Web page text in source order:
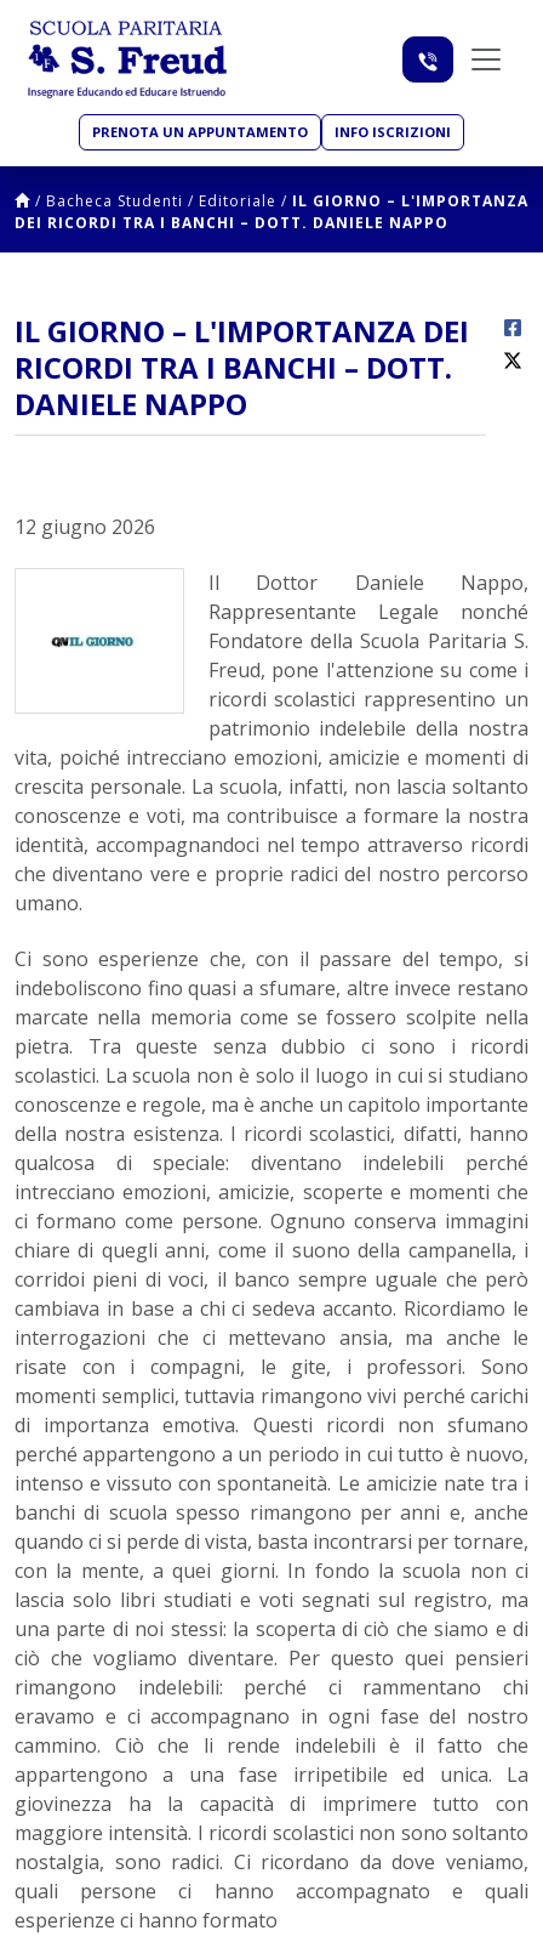
PRENOTA UN APPUNTAMENTO INFO ISCRIZIONI
/ Bacheca Studenti / Editoriale / IL GIORNO – L'IMPORTANZA
DEI RICORDI TRA I BANCHI – DOTT. DANIELE NAPPO
IL GIORNO – L'IMPORTANZA DEI
RICORDI TRA I BANCHI – DOTT.
DANIELE NAPPO
12 giugno 2026
Il Dottor Daniele Nappo,
Rappresentante Legale nonché
Fondatore della Scuola Paritaria S.
Freud, pone l'attenzione su come i
ricordi scolastici rappresentino un
patrimonio indelebile della nostra
vita, poiché intrecciano emozioni, amicizie e momenti di
crescita personale. La scuola, infatti, non lascia soltanto
conoscenze e voti, ma contribuisce a formare la nostra
identità, accompagnandoci nel tempo attraverso ricordi
che diventano vere e proprie radici del nostro percorso
umano.
Ci sono esperienze che, con il passare del tempo, si
indeboliscono fino quasi a sfumare, altre invece restano
marcate nella memoria come se fossero scolpite nella
pietra. Tra queste senza dubbio ci sono i ricordi
scolastici. La scuola non è solo il luogo in cui si studiano
conoscenze e regole, ma è anche un capitolo importante
della nostra esistenza. I ricordi scolastici, difatti, hanno
qualcosa di speciale: diventano indelebili perché
intrecciano emozioni, amicizie, scoperte e momenti che
ci formano come persone. Ognuno conserva immagini
chiare di quegli anni, come il suono della campanella, i
corridoi pieni di voci, il banco sempre uguale che però
cambiava in base a chi ci sedeva accanto. Ricordiamo le
interrogazioni che ci mettevano ansia, ma anche le
risate con i compagni, le gite, i professori. Sono
momenti semplici, tuttavia rimangono vivi perché carichi
di importanza emotiva. Questi ricordi non sfumano
perché appartengono a un periodo in cui tutto è nuovo,
intenso e vissuto con spontaneità. Le amicizie nate tra i
banchi di scuola spesso rimangono per anni e, anche
quando ci si perde di vista, basta incontrarsi per tornare,
con la mente, a quei giorni. In fondo la scuola non ci
lascia solo libri studiati e voti segnati sul registro, ma
una parte di noi stessi: la scoperta di ciò che siamo e di
ciò che vogliamo diventare. Per questo quei pensieri
rimangono indelebili: perché ci rammentano chi
eravamo e ci accompagnano in ogni fase del nostro
cammino. Ciò che li rende indelebili è il fatto che
appartengono a una fase irripetibile ed unica. La
giovinezza ha la capacità di imprimere tutto con
maggiore intensità. I ricordi scolastici non sono soltanto
nostalgia, sono radici. Ci ricordano da dove veniamo,
quali persone ci hanno accompagnato e quali
esperienze ci hanno formato